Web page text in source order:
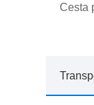
Cesta